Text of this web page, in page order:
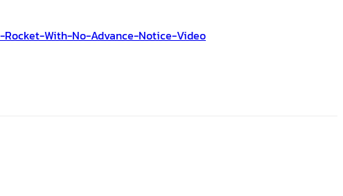
With-No-Advance-Notice-Video